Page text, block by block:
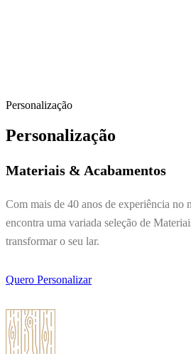
Personalização
Personalização
Materiais & Acabamentos
Com mais de 40 anos de experiência no
encontra uma variada seleção de
transformar o seu lar.
Quero Personalizar